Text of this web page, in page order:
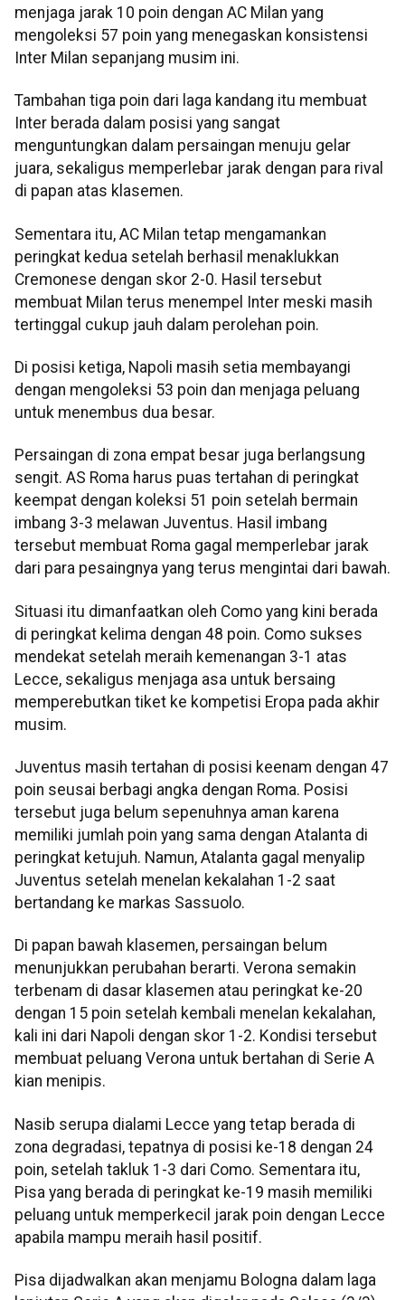
menjaga jarak 10 poin dengan AC Milan yang
mengoleksi 57 poin yang menegaskan konsistensi
Inter Milan sepanjang musim ini.
Tambahan tiga poin dari laga kandang itu membuat
Inter berada dalam posisi yang sangat
menguntungkan dalam persaingan menuju gelar
juara, sekaligus memperlebar jarak dengan para rival
di papan atas klasemen.
Sementara itu, AC Milan tetap mengamankan
peringkat kedua setelah berhasil menaklukkan
Cremonese dengan skor 2-0. Hasil tersebut
membuat Milan terus menempel Inter meski masih
tertinggal cukup jauh dalam perolehan poin.
Di posisi ketiga, Napoli masih setia membayangi
dengan mengoleksi 53 poin dan menjaga peluang
untuk menembus dua besar.
Persaingan di zona empat besar juga berlangsung
sengit. AS Roma harus puas tertahan di peringkat
keempat dengan koleksi 51 poin setelah bermain
imbang 3-3 melawan Juventus. Hasil imbang
tersebut membuat Roma gagal memperlebar jarak
dari para pesaingnya yang terus mengintai dari bawah.
Situasi itu dimanfaatkan oleh Como yang kini berada
di peringkat kelima dengan 48 poin. Como sukses
mendekat setelah meraih kemenangan 3-1 atas
Lecce, sekaligus menjaga asa untuk bersaing
memperebutkan tiket ke kompetisi Eropa pada akhir
musim.
Juventus masih tertahan di posisi keenam dengan 47
poin seusai berbagi angka dengan Roma. Posisi
tersebut juga belum sepenuhnya aman karena
memiliki jumlah poin yang sama dengan Atalanta di
peringkat ketujuh. Namun, Atalanta gagal menyalip
Juventus setelah menelan kekalahan 1-2 saat
bertandang ke markas Sassuolo.
Di papan bawah klasemen, persaingan belum
menunjukkan perubahan berarti. Verona semakin
terbenam di dasar klasemen atau peringkat ke-20
dengan 15 poin setelah kembali menelan kekalahan,
kali ini dari Napoli dengan skor 1-2. Kondisi tersebut
membuat peluang Verona untuk bertahan di Serie A
kian menipis.
Nasib serupa dialami Lecce yang tetap berada di
zona degradasi, tepatnya di posisi ke-18 dengan 24
poin, setelah takluk 1-3 dari Como. Sementara itu,
Pisa yang berada di peringkat ke-19 masih memiliki
peluang untuk memperkecil jarak poin dengan Lecce
apabila mampu meraih hasil positif.
Pisa dijadwalkan akan menjamu Bologna dalam laga